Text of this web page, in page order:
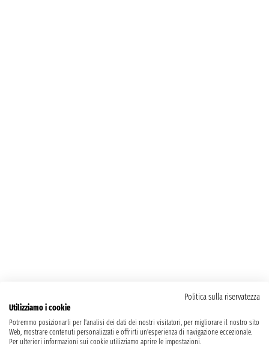
Politica sulla riservatezza
Utilizziamo i cookie
Potremmo posizionarli per l'analisi dei dati dei nostri visitatori, per migliorare il nostro sito
Web, mostrare contenuti personalizzati e offrirti un'esperienza di navigazione eccezionale.
Per ulteriori informazioni sui cookie utilizziamo aprire le impostazioni.